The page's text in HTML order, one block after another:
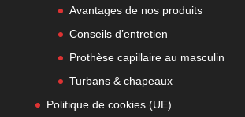
Avantages de nos produits
Conseils d’entretien
Prothèse capillaire au masculin
Turbans & chapeaux
Politique de cookies (UE)